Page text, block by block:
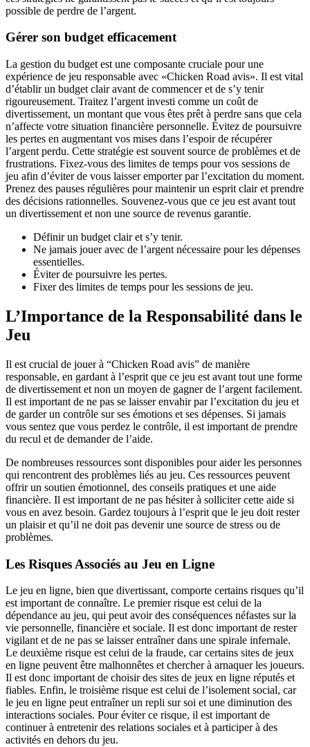
possible de perdre de l’argent.
Gérer son budget efficacement
La gestion du budget est une composante cruciale pour une
expérience de jeu responsable avec «Chicken Road avis». Il est vital
d’établir un budget clair avant de commencer et de s’y tenir
rigoureusement. Traitez l’argent investi comme un coût de
divertissement, un montant que vous êtes prêt à perdre sans que cela
n’affecte votre situation financière personnelle. Évitez de poursuivre
les pertes en augmentant vos mises dans l’espoir de récupérer
l’argent perdu. Cette stratégie est souvent source de problèmes et de
frustrations. Fixez-vous des limites de temps pour vos sessions de
jeu afin d’éviter de vous laisser emporter par l’excitation du moment.
Prenez des pauses régulières pour maintenir un esprit clair et prendre
des décisions rationnelles. Souvenez-vous que ce jeu est avant tout
un divertissement et non une source de revenus garantie.
Définir un budget clair et s’y tenir.
Ne jamais jouer avec de l’argent nécessaire pour les dépenses
essentielles.
Éviter de poursuivre les pertes.
Fixer des limites de temps pour les sessions de jeu.
L’Importance de la Responsabilité dans le
Jeu
Il est crucial de jouer à “Chicken Road avis” de manière
responsable, en gardant à l’esprit que ce jeu est avant tout une forme
de divertissement et non un moyen de gagner de l’argent facilement.
Il est important de ne pas se laisser envahir par l’excitation du jeu et
de garder un contrôle sur ses émotions et ses dépenses. Si jamais
vous sentez que vous perdez le contrôle, il est important de prendre
du recul et de demander de l’aide.
De nombreuses ressources sont disponibles pour aider les personnes
qui rencontrent des problèmes liés au jeu. Ces ressources peuvent
offrir un soutien émotionnel, des conseils pratiques et une aide
financière. Il est important de ne pas hésiter à solliciter cette aide si
vous en avez besoin. Gardez toujours à l’esprit que le jeu doit rester
un plaisir et qu’il ne doit pas devenir une source de stress ou de
problèmes.
Les Risques Associés au Jeu en Ligne
Le jeu en ligne, bien que divertissant, comporte certains risques qu’il
est important de connaître. Le premier risque est celui de la
dépendance au jeu, qui peut avoir des conséquences néfastes sur la
vie personnelle, financière et sociale. Il est donc important de rester
vigilant et de ne pas se laisser entraîner dans une spirale infernale.
Le deuxième risque est celui de la fraude, car certains sites de jeux
en ligne peuvent être malhonnêtes et chercher à arnaquer les joueurs.
Il est donc important de choisir des sites de jeux en ligne réputés et
fiables. Enfin, le troisième risque est celui de l’isolement social, car
le jeu en ligne peut entraîner un repli sur soi et une diminution des
interactions sociales. Pour éviter ce risque, il est important de
continuer à entretenir des relations sociales et à participer à des
activités en dehors du jeu.